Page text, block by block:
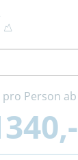
pro Person ab